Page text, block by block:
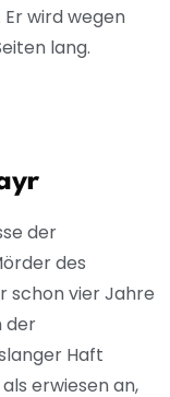
wird wegen
lang.
der
des
schon vier Jahre
der
Haft
erwiesen an,